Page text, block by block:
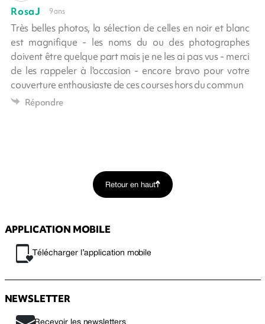
RosaJ 9 ans
Très belles photos, la sélection de celles en noir et blanc
est magnifique - les noms du ou des photographes
doivent être quelque part mais je ne les ai pas vus - merci
de les rappeler à l'occasion - encore bravo pour votre
couverture enthousiaste de ces courses hors du commun
Répondre
Retour en haut
APPLICATION MOBILE
Télécharger l’application mobile
NEWSLETTER